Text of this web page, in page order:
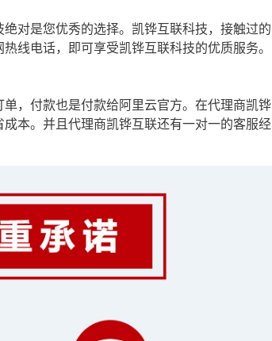
对是您优秀的选择。凯铧互联科技，接触过的
线电话，即可享受凯铧互联科技的优质服务。
，付款也是付款给阿里云官方。在代理商凯铧
本。并且代理商凯铧互联还有一对一的客服经